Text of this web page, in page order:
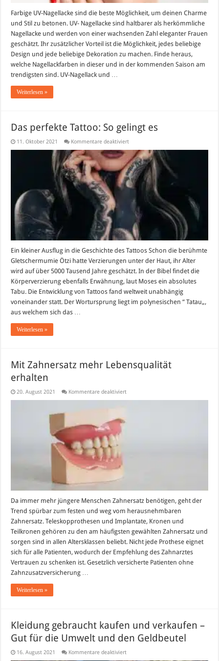
Farbige UV-Nagellacke sind die beste Möglichkeit, um deinen Charme
und Stil zu betonen. UV- Nagellacke sind haltbarer als herkömmliche
Nagellacke und werden von einer wachsenden Zahl eleganter Frauen
geschätzt. Ihr zusätzlicher Vorteil ist die Möglichkeit, jedes beliebige
Design und jede beliebige Dekoration zu machen. Finde heraus,
welche Nagellackfarben in dieser und in der kommenden Saison am
trendigsten sind. UV-Nagellack und …
Weiterlesen »
Das perfekte Tattoo: So gelingt es
11. Oktober 2021 Kommentare deaktiviertfür
perfekte
Tattoo:
So
gelingt
es
Ein kleiner Ausflug in die Geschichte des Tattoos Schon die berühmte
Gletschermumie Ötzi hatte Verzierungen unter der Haut, ihr Alter
wird auf über 5000 Tausend Jahre geschätzt. In der Bibel findet die
Körperverzierung ebenfalls Erwähnung, laut Moses ein absolutes
Tabu. Die Entwicklung von Tattoos fand weltweit unabhängig
voneinander statt. Der Wortursprung liegt im polynesischen “ Tatau„,
aus welchem sich das …
Weiterlesen »
Mit Zahnersatz mehr Lebensqualität
erhalten
20. August 2021 Kommentare deaktiviertfür
Da immer mehr jüngere Menschen Zahnersatz benötigen, geht der
Trend spürbar zum festen und weg vom herausnehmbaren
Zahnersatz. Teleskopprothesen und Implantate, Kronen und
Teilkronen gehören zu den am häufigsten gewählten Zahnersatz und
sorgen sind in allen Altersklassen beliebt. Nicht jede Prothese eignet
sich für alle Patienten, wodurch der Empfehlung des Zahnarztes
Vertrauen zu schenken ist. Gesetzlich versicherte Patienten ohne
Zahnzusatzversicherung …
Weiterlesen »
Kleidung gebraucht kaufen und verkaufen –
Gut für die Umwelt und den Geldbeutel
16. August 2021 Kommentare deaktiviertfür